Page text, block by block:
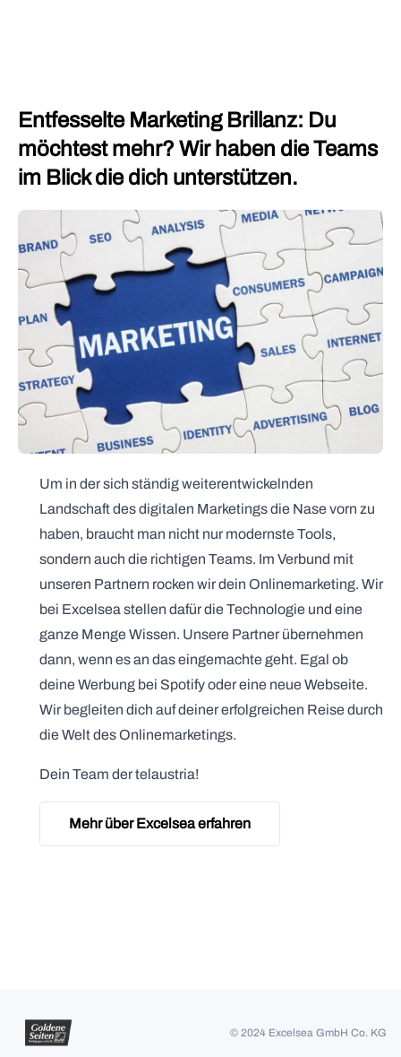
Entfesselte Marketing Brillanz: Du
möchtest mehr? Wir haben die Teams
im Blick die dich unterstützen.
Um in der sich ständig weiterentwickelnden
Landschaft des digitalen Marketings die Nase vorn zu
haben, braucht man nicht nur modernste Tools,
sondern auch die richtigen Teams. Im Verbund mit
unseren Partnern rocken wir dein Onlinemarketing. Wir
bei Excelsea stellen dafür die Technologie und eine
ganze Menge Wissen. Unsere Partner übernehmen
dann, wenn es an das eingemachte geht. Egal ob
deine Werbung bei Spotify oder eine neue Webseite.
Wir begleiten dich auf deiner erfolgreichen Reise durch
die Welt des Onlinemarketings.
Dein Team der telaustria!
Mehr über Excelsea erfahren
© 2024 Excelsea GmbH Co. KG